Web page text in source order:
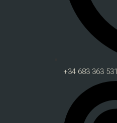
+34 683 363 531